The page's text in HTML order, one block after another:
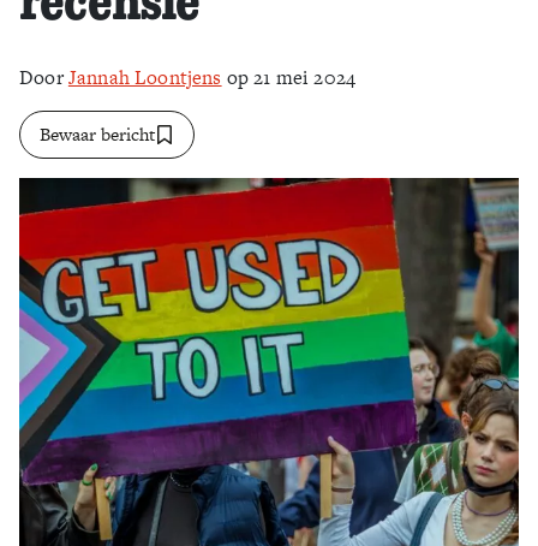
Zoek
DoorJannah Loontjens op 21 mei 2024
Bewaar bericht